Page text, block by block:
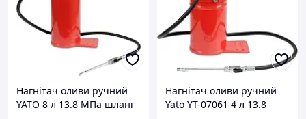
Нагнітач оливи ручний
YATO 8 л 13.8 МПа шланг
Нагнітач оливи ручний
Yato YT-07061 4 л 13.8